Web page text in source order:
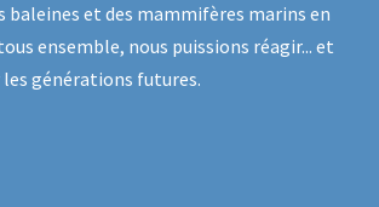
baleines et des mammifères marins en
ensemble, nous puissions réagir... et
générations futures.